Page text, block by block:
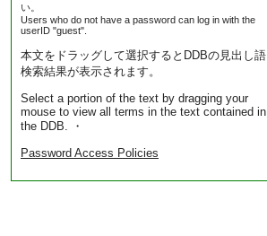
い。
Users who do not have a password can log in with the
userID "guest".
本文をドラッグして選択するとDDBの見出し語
検索結果が表示されます。
Select a portion of the text by dragging your
mouse to view all terms in the text contained in
the DDB. ・
Password Access Policies